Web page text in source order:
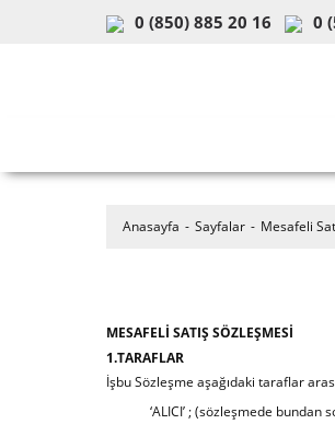
0 (850) 885 20 16 0
Anasayfa Sayfalar Mesafeli
MESAFELİ SATIŞ SÖZLEŞMESİ
1.TARAFLAR
İşbu Sözleşme aşağıdaki taraflar
‘ALICI’ ; (sözleşmede bundan